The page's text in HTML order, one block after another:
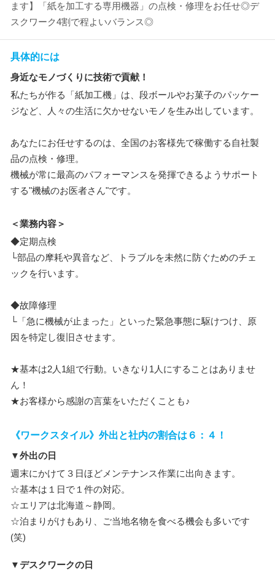
ます】「紙を加工する専用機器」の点検・修理をお任せ◎デ
スクワーク4割で程よいバランス◎
具体的には
身近なモノづくりに技術で貢献！
私たちが作る「紙加工機」は、段ボールやお菓子のパッケー
ジなど、人々の生活に欠かせないモノを生み出しています。
あなたにお任せするのは、全国のお客様先で稼働する自社製
品の点検・修理。
機械が常に最高のパフォーマンスを発揮できるようサポート
する"機械のお医者さん"です。
＜業務内容＞
◆定期点検
└部品の摩耗や異音など、トラブルを未然に防ぐためのチェ
ックを行います。
◆故障修理
└「急に機械が止まった」といった緊急事態に駆けつけ、原
因を特定し復旧させます。
★基本は2人1組で行動。いきなり1人にすることはありませ
ん！
★お客様から感謝の言葉をいただくことも♪
《ワークスタイル》外出と社内の割合は６：４！
▼外出の日
週末にかけて３日ほどメンテナンス作業に出向きます。
☆基本は１日で１件の対応。
☆エリアは北海道～静岡。
☆泊まりがけもあり、ご当地名物を食べる機会も多いです
(笑)
▼デスクワークの日